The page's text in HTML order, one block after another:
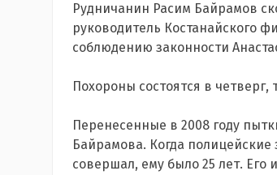
Рудничанин Расим Байрамов
руководитель Костанайского
соблюдению законности
Похороны состоятся в четверг,
Перенесенные в 2008 году
Байрамова. Когда полицейские
совершал, ему было 25 лет. Его